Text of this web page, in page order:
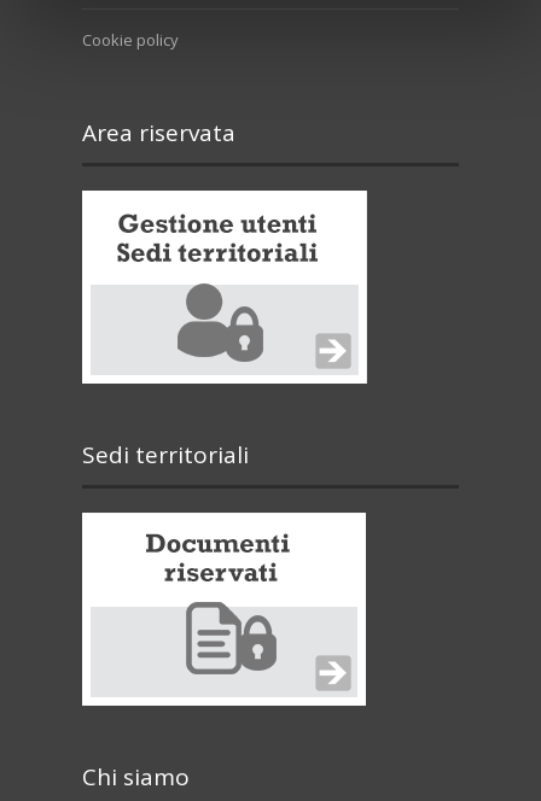
Cookie policy
Area riservata
Sedi territoriali
Chi siamo